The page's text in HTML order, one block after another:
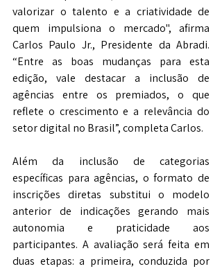
valorizar o talento e a criatividade de
quem impulsiona o mercado", afirma
Carlos Paulo Jr., Presidente da Abradi.
“Entre as boas mudanças para esta
edição, vale destacar a inclusão de
agências entre os premiados, o que
reflete o crescimento e a relevância do
setor digital no Brasil”, completa Carlos.
Além da inclusão de categorias
específicas para agências, o formato de
inscrições diretas substitui o modelo
anterior de indicações gerando mais
autonomia e praticidade aos
participantes. A avaliação será feita em
duas etapas: a primeira, conduzida por